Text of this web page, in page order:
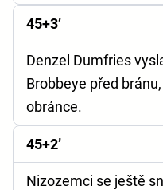
45+3’
Denzel Dumfries
Brobbeye před
obránce.
45+2’
Nizozemci se ještě